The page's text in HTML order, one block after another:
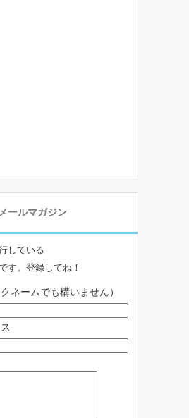
メールマガジン
している
す。登録してね！
ネームでも構いません）